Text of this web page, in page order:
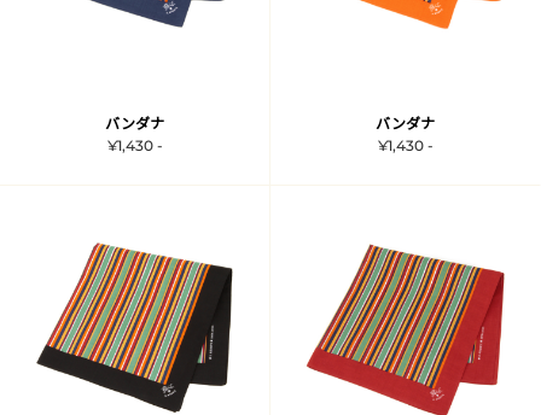
バンダナ
¥1,430 -
バンダナ
¥1,430 -